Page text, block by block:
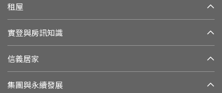
租屋
實登與房訊知識
信義居家
集團與永續發展